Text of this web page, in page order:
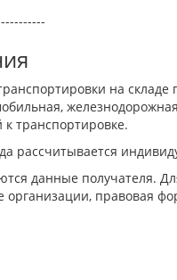
на
транспортировке.
рассчитывается
данные получателя.
правовая